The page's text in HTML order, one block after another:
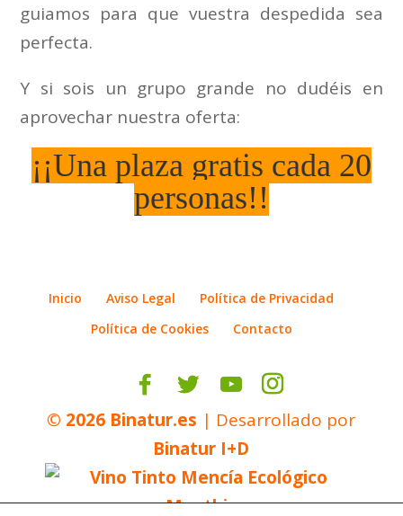
guiamos para que vuestra despedida sea
perfecta.
Y si sois un grupo grande no dudéis en
aprovechar nuestra oferta:
¡¡Una plaza gratis cada 20
personas!!
Inicio Aviso Legal
Política de Privacidad
Política de Cookies
Contacto
© 2026 Binatur.es | Desarrollado por
Binatur I+D